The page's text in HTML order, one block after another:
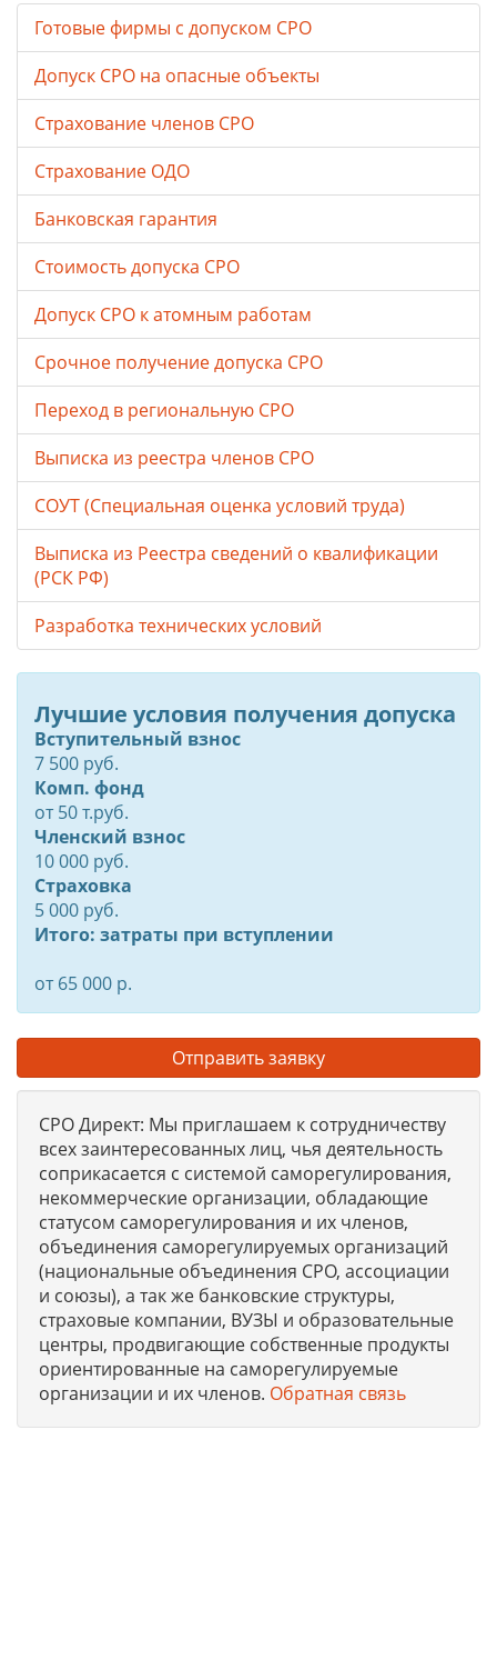
Готовые фирмы с допуском СРО
Допуск СРО на опасные объекты
Страхование членов СРО
Страхование ОДО
Банковская гарантия
Стоимость допуска СРО
Допуск СРО к атомным работам
Срочное получение допуска СРО
Переход в региональную СРО
Выписка из реестра членов СРО
СОУТ (Специальная оценка условий труда)
Выписка из Реестра сведений о квалификации
(РСК РФ)
Разработка технических условий
Лучшие условия получения допуска
Вступительный взнос
7 500 руб.
Комп. фонд
от50т.руб.
Членский взнос
10 000 руб.
Страховка
5 000 руб.
Итого: затраты при вступлении
от 65 000 р.
Отправить заявку
СРО Директ: Мы приглашаем к сотрудничеству
всех заинтересованных лиц, чья деятельность
соприкасается с системой саморегулирования,
некоммерческие организации, обладающие
статусом саморегулирования и их членов,
объединения саморегулируемых организаций
(национальные объединения СРО, ассоциации
и союзы), а так же банковские структуры,
страховые компании, ВУЗЫ и образовательные
центры, продвигающие собственные продукты
ориентированные на саморегулируемые
организации и их членов. Обратная связь